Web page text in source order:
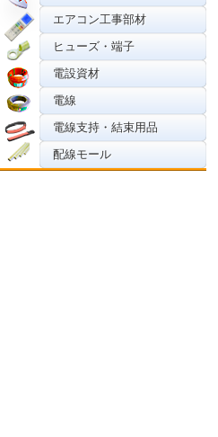
エアコン工事部材
ヒューズ・端子
電設資材
電線
電線支持・結束用品
配線モール